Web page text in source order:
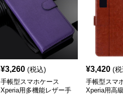
¥3,260 (税込)
手帳型スマホケース
Xperia用多機能レザー手
¥3,420 (
手帳型スマ
Xperia用高